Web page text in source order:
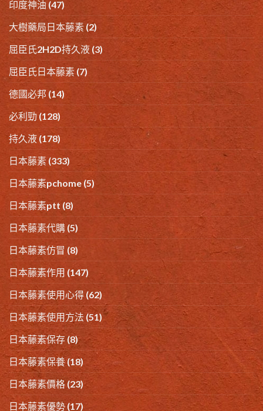
印度神油 (47)
大樹藥局日本藤素(2)
屈臣氏2H2D持久液 (3)
屈臣氏日本藤素 (7)
德國必邦 (14)
必利勁 (128)
持久液 (178)
日本藤素 (333)
日本藤素pchome (5)
日本藤素ptt (8)
日本藤素代購 (5)
日本藤素仿冒 (8)
日本藤素作用 (147)
日本藤素使用心得 (62)
日本藤素使用方法 (51)
日本藤素保存 (8)
日本藤素保養(18)
日本藤素價格 (23)
日本藤素優勢 (17)